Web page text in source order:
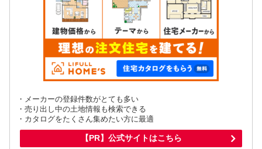
・メーカーの登録件数がとても多い
・売り出し中の土地情報も検索できる
・カタログをたくさん集めたい方に最適
【PR】公式サイトはこちら